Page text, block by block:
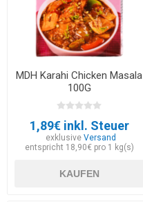
MDH Karahi Chicken Masala
100G
1,89€ inkl. Steuer
exklusiveVersand
entspricht 18,90€ pro 1 kg(s)
KAUFEN